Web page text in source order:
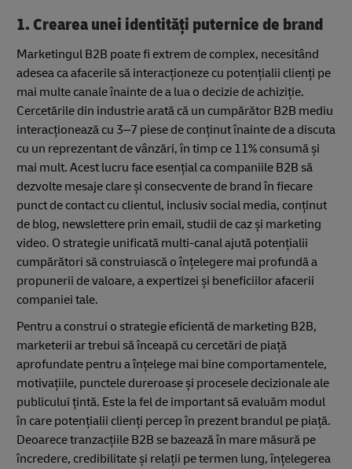
1. Crearea unei identități puternice de brand
Marketingul B2B poate fi extrem de complex, necesitând
adesea ca afacerile să interacționeze cu potențialii clienți pe
mai multe canale înainte de a lua o decizie de achiziție.
Cercetările din industrie arată că un cumpărător B2B mediu
interacționează cu 3–7 piese de conținut înainte de a discuta
cu un reprezentant de vânzări, în timp ce 11% consumă și
mai mult. Acest lucru face esențial ca companiile B2B să
dezvolte mesaje clare și consecvente de brand în fiecare
punct de contact cu clientul, inclusiv social media, conținut
de blog, newslettere prin email, studii de caz și marketing
video. O strategie unificată multi-canal ajută potențialii
cumpărători să construiască o înțelegere mai profundă a
propunerii de valoare, a expertizei și beneficiilor afacerii
companiei tale.
Pentru a construi o strategie eficientă de marketing B2B,
marketerii ar trebui să înceapă cu cercetări de piață
aprofundate pentru a înțelege mai bine comportamentele,
motivațiile, punctele dureroase și procesele decizionale ale
publicului țintă. Este la fel de important să evaluăm modul
în care potențialii clienți percep în prezent brandul pe piață.
Deoarece tranzacțiile B2B se bazează în mare măsură pe
încredere, credibilitate și relații pe termen lung, înțelegerea